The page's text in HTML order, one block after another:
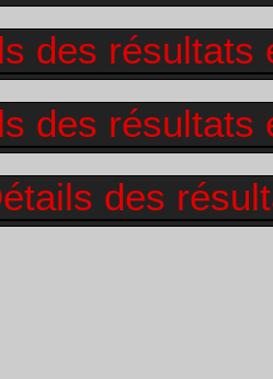
des résultats
des résultats
des